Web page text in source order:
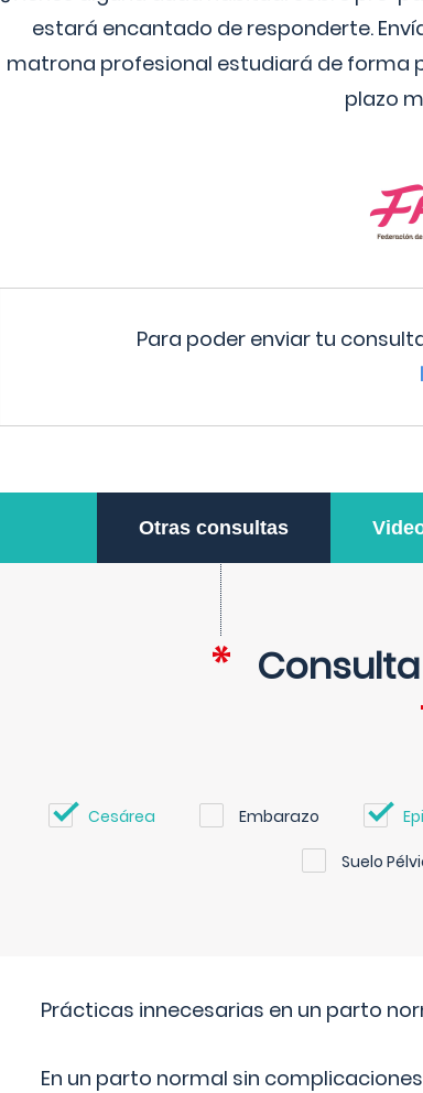
estará encantado de responderte.
matrona profesional estudiará de forma
plazo
Para poder enviar tu
Otras consultas
Cesárea Embarazo
Suelo
Prácticas innecesarias en un parto
En un parto normal sin